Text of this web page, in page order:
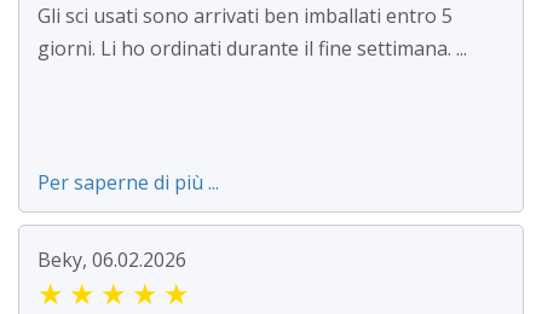
Gli sci usati sono arrivati ben imballati entro 5
giorni. Li ho ordinati durante il fine settimana. ...
Per saperne di più ...
Beky, 06.02.2026
★ ★ ★ ★ ★